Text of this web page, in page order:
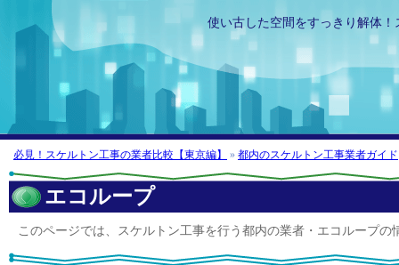
使い古した空間をすっきり解体
必見！スケルトン工事の業者比較【東京編】 » 都内のスケルトン工事業者ガイド
エコループ
このページでは、スケルトン工事を行う都内の業者・エコループの